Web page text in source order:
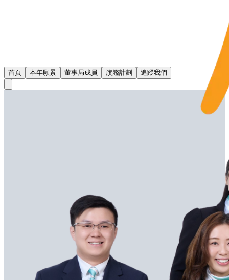
首頁 本年願景 董事局成員 旗艦計劃 追蹤我們